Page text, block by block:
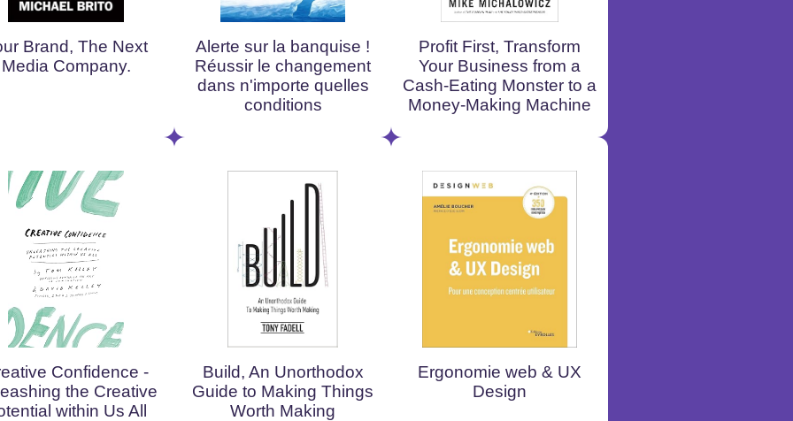
Brand, The Next
Media Company.
Alerte sur la banquise !
Réussir le changement
dans n'importe quelles
conditions
Profit First, Transform
Your Business from a
Cash-Eating Monster to a
Money-Making Machine
Confidence -
the Creative
within Us All
Build, An Unorthodox
Guide to Making Things
Worth Making
Ergonomie web & UX
Design